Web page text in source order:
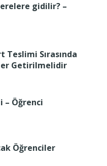
gidilir? –
Teslimi Sırasında
Getirilmelidir
– Öğrenci
Öğrenciler